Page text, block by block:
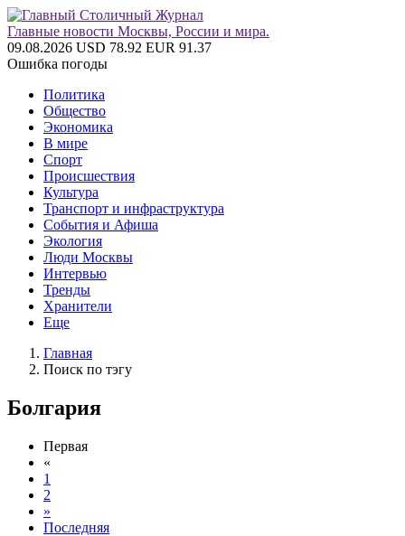
Главные новости Москвы, России и мира.
09.08.2026 USD 78.92 EUR 91.37
Ошибка погоды
Политика
Общество
Экономика
В мире
Спорт
Происшествия
Культура
Транспорт и инфраструктура
События и Афиша
Экология
Люди Москвы
Интервью
Тренды
Хранители
Еще
Главная
Поиск по тэгу
Болгария
Первая
«
1
2
»
Последняя